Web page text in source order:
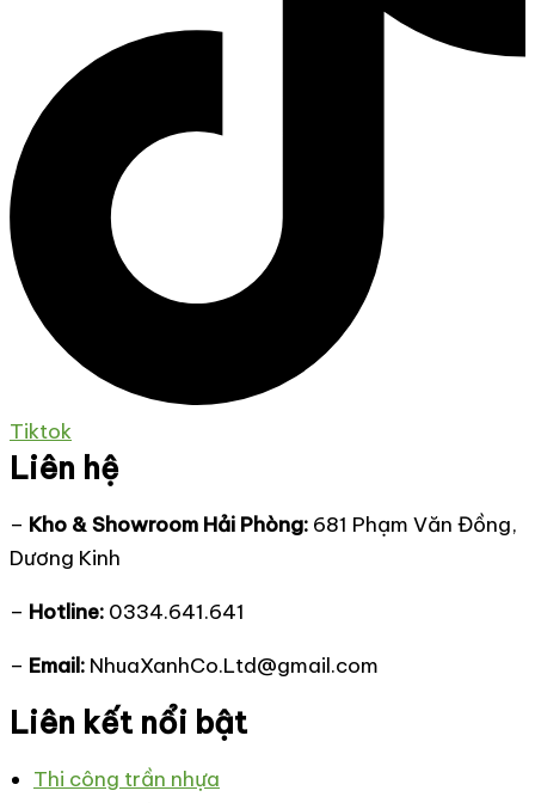
Tiktok
Liên hệ
– Kho & Showroom Hải Phòng: 681 Phạm Văn Đồng,
Dương Kinh
– Hotline: 0334.641.641
– Email: NhuaXanhCo.Ltd@gmail.com
Liên kết nổi bật
Thi công trần nhựa